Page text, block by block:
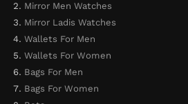
Mirror Men Watches
Mirror Ladis Watches
Wallets For Men
Wallets For Women
Bags For Men
Bags For Women